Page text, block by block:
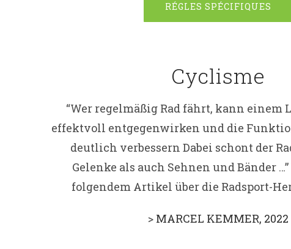
RÉGLES SPÉCIFIQUES
Cyclisme
“Wer regelmäßig Rad fährt, kann einem
effektvoll entgegenwirken und die
deutlich verbessern Dabei schont der
Gelenke als auch Sehnen und Bänder …”
folgendem Artikel über die Radsport-
> MARCEL KEMMER, 2022